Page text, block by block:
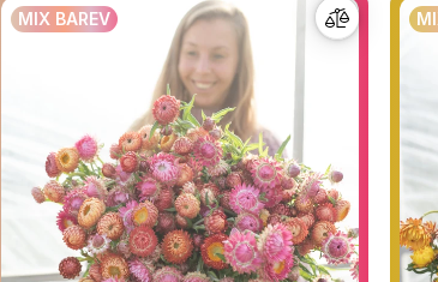
MIX BAREV